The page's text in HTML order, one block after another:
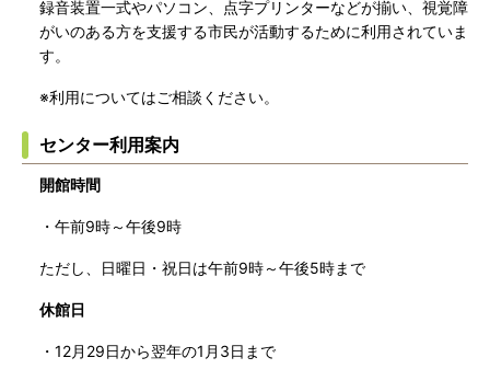
録音装置一式やパソコン、点字プリンターなどが揃い、視覚障
がいのある方を支援する市民が活動するために利用されていま
す。
※利用についてはご相談ください。
センター利用案内
開館時間
・午前9時～午後9時
ただし、日曜日・祝日は午前9時～午後5時まで
休館日
・12月29日から翌年の1月3日まで